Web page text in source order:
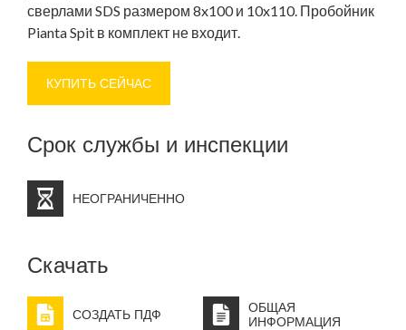
сверлами SDS размером 8x100 и 10x110. Пробойник
Pianta Spit в комплект не входит.
КУПИТЬ СЕЙЧАС
Срок службы и инспекции
НЕОГРАНИЧЕННО
Скачать
СОЗДАТЬ ПДФ
ОБЩАЯ
ИНФОРМАЦИЯ